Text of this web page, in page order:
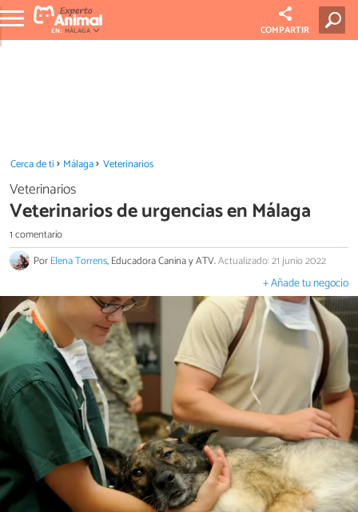
EN: MÁLAGA COMPARTIR
Cerca de ti Málaga Veterinarios
Veterinarios
Veterinarios de urgencias en Málaga
1 comentario
PorElena Torrens, Educadora Canina y ATV.Actualizado: 21 junio 2022
+ Añade tu negocio